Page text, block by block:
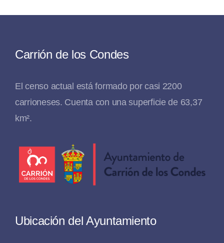
Carrión de los Condes
El censo actual está formado por casi 2200
carrioneses. Cuenta con una superficie de 63,37
km².
Ubicación del Ayuntamiento